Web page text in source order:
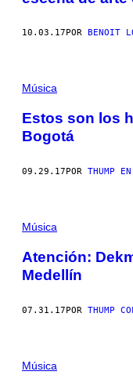
10.03.17 POR BENOIT
Música
Estos son los
Bogotá
09.29.17POR THUMP
Música
Atención:
Medellín
07.31.17POR THUMP
Música